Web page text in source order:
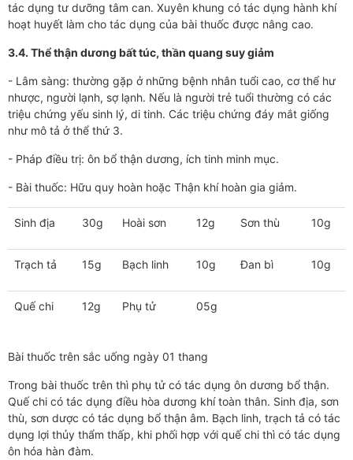
tác dụng tư dưỡng tâm can. Xuyên khung có tác dụng hành khí
hoạt huyết làm cho tác dụng của bài thuốc được nâng cao.
3.4. Thể thận dương bất túc, thần quang suy giảm
- Lâm sàng: thường gặp ở những bệnh nhân tuổi cao, cơ thể hư
nhược, người lạnh, sợ lạnh. Nếu là người trẻ tuổi thường có các
triệu chứng yếu sinh lý, di tinh. Các triệu chứng đáy mắt giống
như mô tả ở thể thứ 3.
- Pháp điều trị: ôn bổ thận dương, ích tinh minh mục.
- Bài thuốc: Hữu quy hoàn hoặc Thận khí hoàn gia giảm.
Sinh địa 30g Hoài sơn 12g Sơn thù 10g
Trạch tả 15g Bạch linh 10g Đan bì 10g
Quế chi 12g Phụ tử 05g
Bài thuốc trên sắc uống ngày 01 thang
Trong bài thuốc trên thì phụ tử có tác dụng ôn dương bổ thận.
Quế chi có tác dụng điều hòa dương khí toàn thân. Sinh địa, sơn
thù, sơn dược có tác dụng bổ thận âm. Bạch linh, trạch tả có tác
dụng lợi thủy thẩm thấp, khi phối hợp với quế chi thì có tác dụng
ôn hóa hàn đàm.